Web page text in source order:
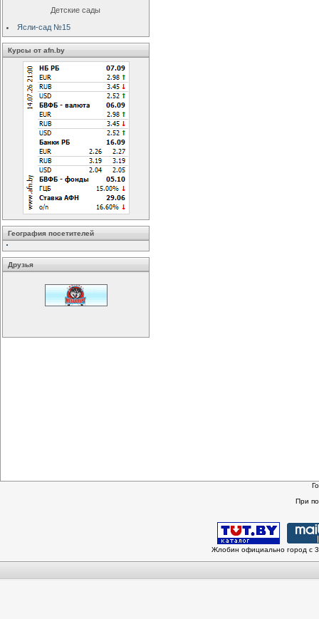
Детские сады
Ясли-сад №15
Курсы от afn.by
География посетителей
Друзья
При
Жлобин официально город с